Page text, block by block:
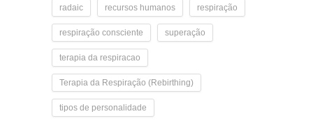
radaic recursos humanos respiração
respiração consciente superação
terapia da respiracao
Terapia da Respiração (Rebirthing)
tipos de personalidade